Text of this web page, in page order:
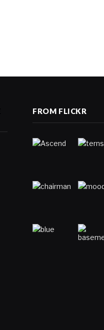
FROM FLICKR